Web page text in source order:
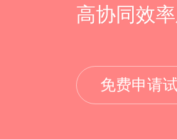
高协同效
免费申请